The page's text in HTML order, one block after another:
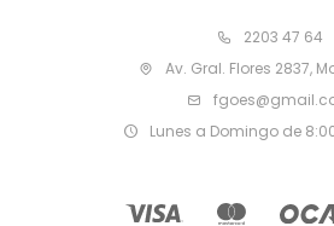
2203 47 64
Av. Gral. Flores 2837,
Lunes a Domingo de